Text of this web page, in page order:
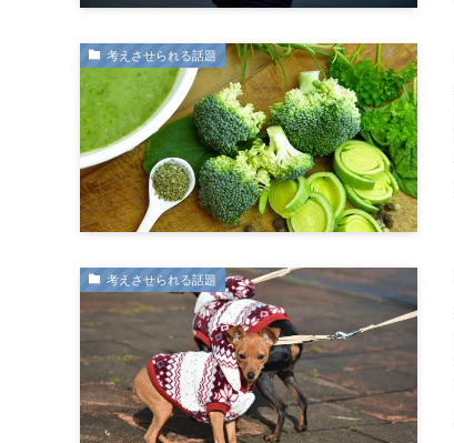
考えさせられる話題
考えさせられる話題